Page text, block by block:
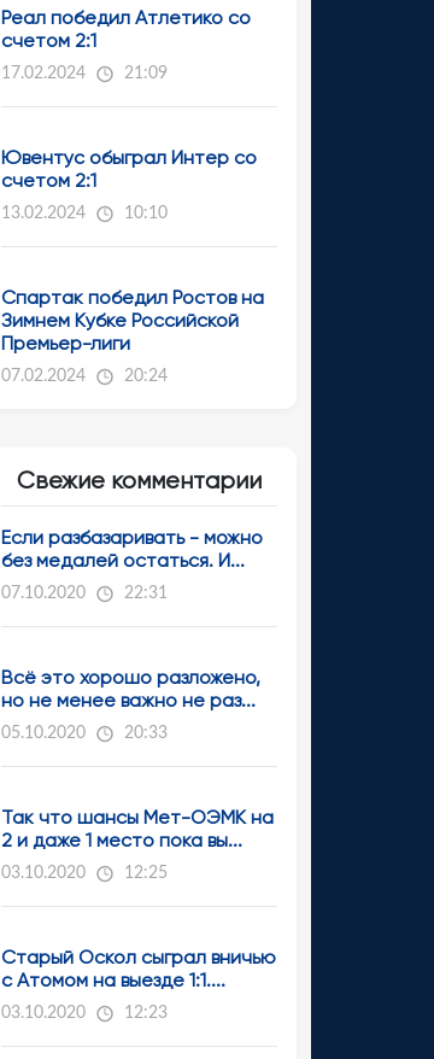
Реал победил Атлетико со
счетом 2:1
17.02.2024 21:09
Ювентус обыграл Интер со
счетом 2:1
13.02.2024 10:10
Спартак победил Ростов на
Зимнем Кубке Российской
Премьер-лиги
07.02.2024 20:24
Свежие комментарии
Если разбазаривать - можно
без медалей остаться. И...
07.10.2020 22:31
Всё это хорошо разложено,
но не менее важно не раз...
05.10.2020 20:33
Так что шансы Мет-ОЭМК на
2 и даже 1 место пока вы...
03.10.2020 12:25
Старый Оскол сыграл вничью
с Атомом на выезде 1:1....
03.10.2020 12:23